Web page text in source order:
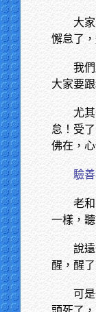
大
懈怠了
我
大家要
尤
怠！受
佛在，
驗
老
一樣，
說
醒，醒
可